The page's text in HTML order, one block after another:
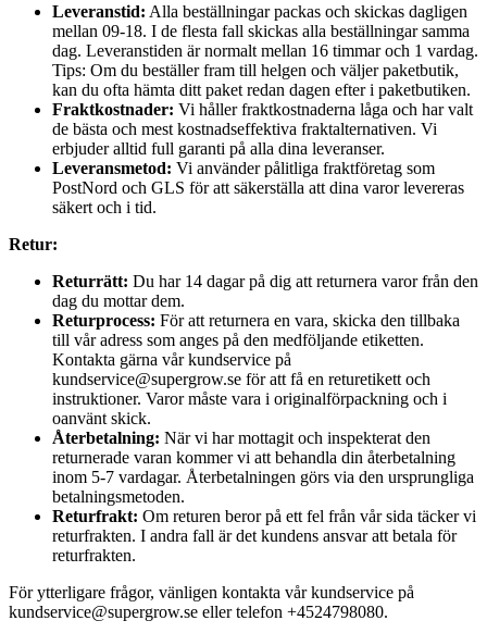
Leveranstid: Alla beställningar packas och skickas dagligen
mellan 09-18. I de flesta fall skickas alla beställningar samma
dag. Leveranstiden är normalt mellan 16 timmar och 1 vardag.
Tips: Om du beställer fram till helgen och väljer paketbutik,
kan du ofta hämta ditt paket redan dagen efter i paketbutiken.
Fraktkostnader: Vi håller fraktkostnaderna låga och har valt
de bästa och mest kostnadseffektiva fraktalternativen. Vi
erbjuder alltid full garanti på alla dina leveranser.
Leveransmetod: Vi använder pålitliga fraktföretag som
PostNord och GLS för att säkerställa att dina varor levereras
säkert och i tid.
Retur:
Returrätt: Du har 14 dagar på dig att returnera varor från den
dag du mottar dem.
Returprocess: För att returnera en vara, skicka den tillbaka
till vår adress som anges på den medföljande etiketten.
Kontakta gärna vår kundservice på
kundservice@supergrow.se för att få en returetikett och
instruktioner. Varor måste vara i originalförpackning och i
oanvänt skick.
Återbetalning: När vi har mottagit och inspekterat den
returnerade varan kommer vi att behandla din återbetalning
inom 5-7 vardagar. Återbetalningen görs via den ursprungliga
betalningsmetoden.
Returfrakt: Om returen beror på ett fel från vår sida täcker vi
returfrakten. I andra fall är det kundens ansvar att betala för
returfrakten.
För ytterligare frågor, vänligen kontakta vår kundservice på
kundservice@supergrow.se eller telefon +4524798080.